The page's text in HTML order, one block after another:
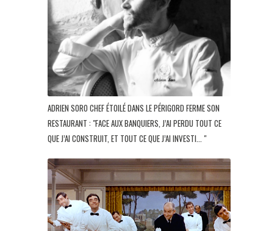
ADRIEN SORO CHEF ÉTOILÉ DANS LE PÉRIGORD FERME SON
RESTAURANT : "FACE AUX BANQUIERS, J’AI PERDU TOUT CE
QUE J’AI CONSTRUIT, ET TOUT CE QUE J’AI INVESTI... "